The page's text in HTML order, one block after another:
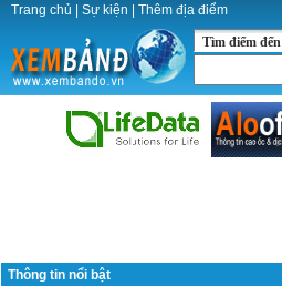
Trang chủ Sự kiện Thêm địa điểm
Tìm điểm đến
Thông tin nổi bật